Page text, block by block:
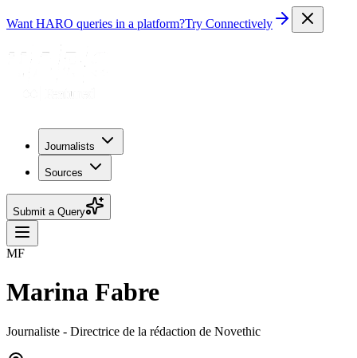
Want HARO queries in a platform?Try Connectively
Journalists
Sources
Submit a Query
MF
Marina Fabre
Journaliste - Directrice de la rédaction de Novethic